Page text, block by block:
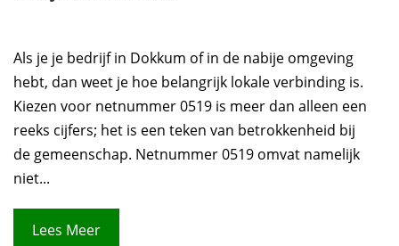
Als je je bedrijf in Dokkum of in de nabije omgeving
hebt, dan weet je hoe belangrijk lokale verbinding is.
Kiezen voor netnummer 0519 is meer dan alleen een
reeks cijfers; het is een teken van betrokkenheid bij
de gemeenschap. Netnummer 0519 omvat namelijk
niet...
Lees Meer